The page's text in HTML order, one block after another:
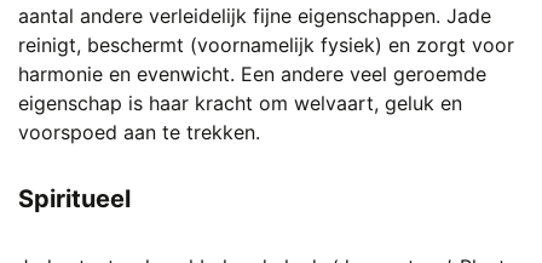
aantal andere verleidelijk fijne eigenschappen. Jade
reinigt, beschermt (voornamelijk fysiek) en zorgt voor
harmonie en evenwicht. Een andere veel geroemde
eigenschap is haar kracht om welvaart, geluk en
voorspoed aan te trekken.
Spiritueel